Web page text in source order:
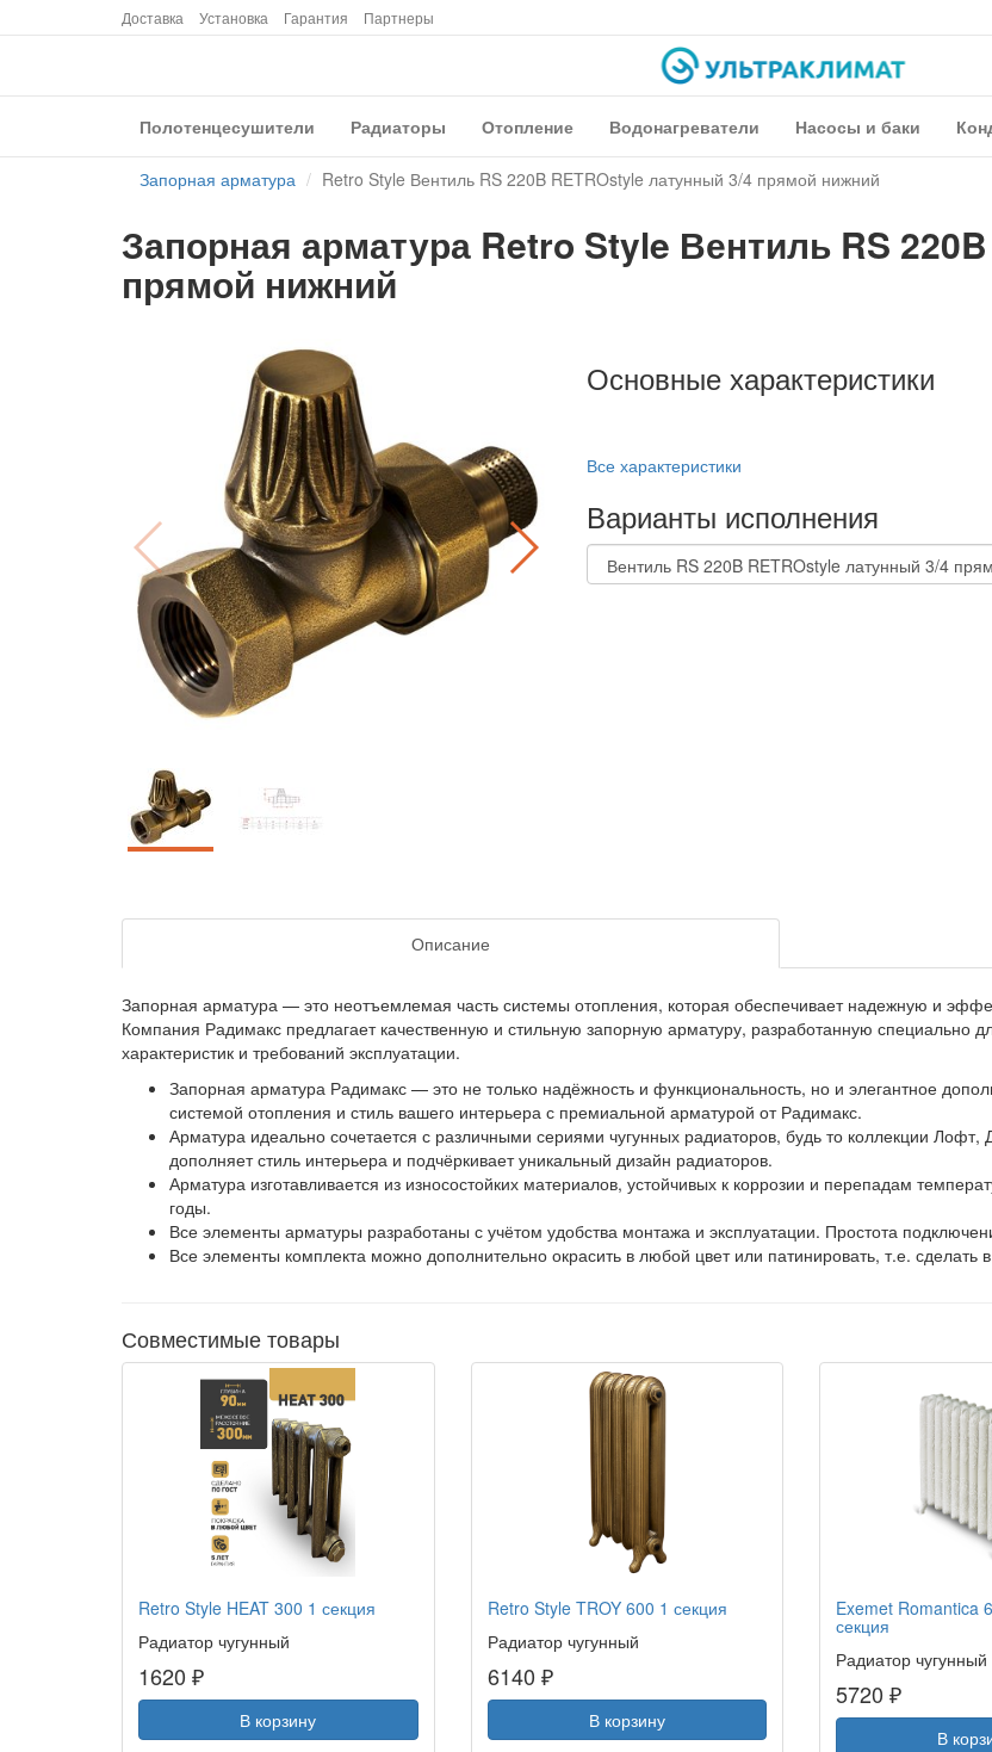
Доставка Установка Гарантия Партнеры
Полотенцесушители Радиаторы Отопление Водонагреватели Насосы и баки
Запорная арматура Retro Style Вентиль RS 220B RETROstyle латунный 3/4 прямой нижний
Запорная арматура Retro Style Вентиль RS
прямой нижний
Основные характеристики
Все характеристики
Варианты исполнения
Описание
Запорная арматура — это неотъемлемая часть системы отопления, которая обеспечивает надежную и
Компания Радимакс предлагает качественную и стильную запорную арматуру, разработанную специально
характеристик и требований эксплуатации.
Запорная арматура Радимакс — это не только надёжность и функциональность, но и элегантное
системой отопления и стиль вашего интерьера с премиальной арматурой от Радимакс.
Арматура идеально сочетается с различными сериями чугунных радиаторов, будь то коллекции
дополняет стиль интерьера и подчёркивает уникальный дизайн радиаторов.
Арматура изготавливается из износостойких материалов, устойчивых к коррозии и перепадам
годы.
Все элементы арматуры разработаны с учётом удобства монтажа и эксплуатации. Простота
Все элементы комплекта можно дополнительно окрасить в любой цвет или патинировать, т.е. сделать
Совместимые товары
Retro Style HEAT 300 1 секция
Радиатор чугунный
1620 ₽
В корзину
Retro Style TROY 600 1 секция
Радиатор чугунный
6140 ₽
В корзину
Exemet Romantica
секция
Радиатор чугунный
5720 ₽
В